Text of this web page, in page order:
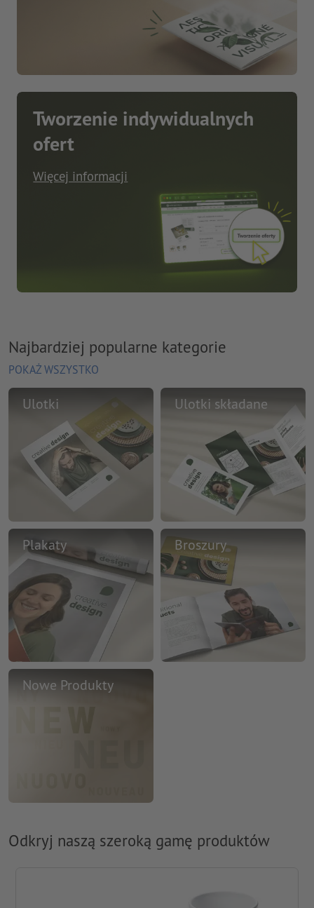
Tworzenie indywidualnych
ofert
Więcej informacji
Najbardziej popularne kategorie
POKAŻ WSZYSTKO
Ulotki Ulotki składane
Plakaty Broszury
Nowe Produkty
Odkryj naszą szeroką gamę produktów